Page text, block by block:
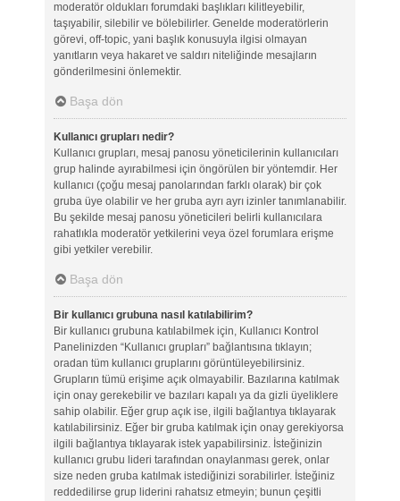
moderatör oldukları forumdaki başlıkları kilitleyebilir,
taşıyabilir, silebilir ve bölebilirler. Genelde moderatörlerin
görevi, off-topic, yani başlık konusuyla ilgisi olmayan
yanıtların veya hakaret ve saldırı niteliğinde mesajların
gönderilmesini önlemektir.
Başa dön
Kullanıcı grupları nedir?
Kullanıcı grupları, mesaj panosu yöneticilerinin kullanıcıları
grup halinde ayırabilmesi için öngörülen bir yöntemdir. Her
kullanıcı (çoğu mesaj panolarından farklı olarak) bir çok
gruba üye olabilir ve her gruba ayrı ayrı izinler tanımlanabilir.
Bu şekilde mesaj panosu yöneticileri belirli kullanıcılara
rahatlıkla moderatör yetkilerini veya özel forumlara erişme
gibi yetkiler verebilir.
Başa dön
Bir kullanıcı grubuna nasıl katılabilirim?
Bir kullanıcı grubuna katılabilmek için, Kullanıcı Kontrol
Panelinizden “Kullanıcı grupları” bağlantısına tıklayın;
oradan tüm kullanıcı gruplarını görüntüleyebilirsiniz.
Grupların tümü erişime açık olmayabilir. Bazılarına katılmak
için onay gerekebilir ve bazıları kapalı ya da gizli üyeliklere
sahip olabilir. Eğer grup açık ise, ilgili bağlantıya tıklayarak
katılabilirsiniz. Eğer bir gruba katılmak için onay gerekiyorsa
ilgili bağlantıya tıklayarak istek yapabilirsiniz. İsteğinizin
kullanıcı grubu lideri tarafından onaylanması gerek, onlar
size neden gruba katılmak istediğinizi sorabilirler. İsteğiniz
reddedilirse grup liderini rahatsız etmeyin; bunun çeşitli